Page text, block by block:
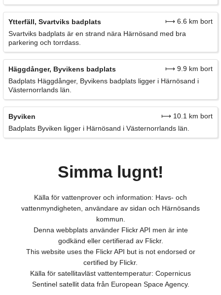
Ytterfäll, Svartviks badplats
⟼ 6.6 km bort
Svartviks badplats är en strand nära Härnösand med bra
parkering och torrdass.
Häggdånger, Byvikens badplats
⟼ 9.9 km bort
Badplats Häggdånger, Byvikens badplats ligger i Härnösand i
Västernorrlands län.
Byviken
⟼ 10.1 km bort
Badplats Byviken ligger i Härnösand i Västernorrlands län.
Simma lugnt!
Källa för vattenprover och information: Havs- och
vattenmyndigheten, användare av sidan och Härnösands
kommun.
Denna webbplats använder Flickr API men är inte
godkänd eller certifierad av Flickr.
This website uses the Flickr API but is not endorsed or
certified by Flickr.
Källa för satellitavläst vattentemperatur: Copernicus
Sentinel satellit data från European Space Agency.